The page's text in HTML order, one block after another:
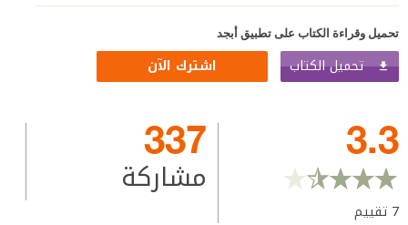
تحميل وقراءة الكتاب على تطبيق أبجد
تحميل الكتاب اشترك الآن
3.3
7 تقييم
337
مشاركة